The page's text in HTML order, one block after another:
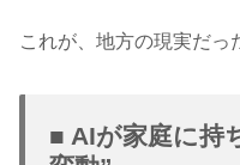
これが、地方の現実だっ
■ AIが家庭に持